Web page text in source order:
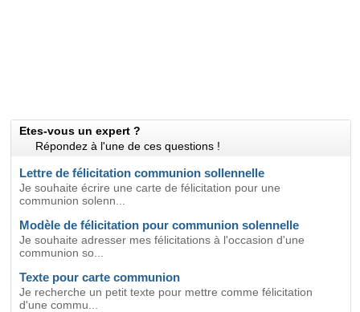
Etes-vous un expert ?
Répondez à l'une de ces questions !
Lettre de félicitation communion sollennelle
Je souhaite écrire une carte de félicitation pour une
communion solenn...
Modèle de félicitation pour communion solennelle
Je souhaite adresser mes félicitations à l'occasion d'une
communion so...
Texte pour carte communion
Je recherche un petit texte pour mettre comme félicitation
d'une commu...